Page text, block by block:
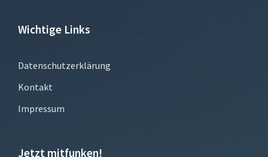
Wichtige Links
Datenschutzerklärung
Kontakt
Impressum
Jetzt mitfunken!